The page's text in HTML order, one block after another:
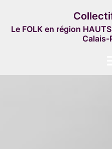
contenu
Le FOLK en région
Calais-